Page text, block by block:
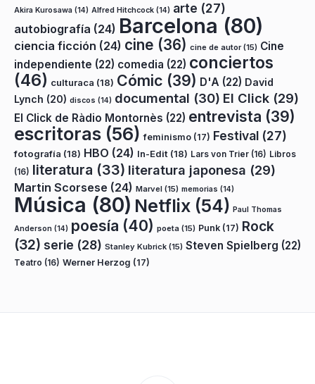
Akira Kurosawa (14) Alfred Hitchcock (14) arte (27)
autobiografía (24) Barcelona (80)
ciencia ficción (24) cine (36) cine de autor(15) Cine
independiente (22) comedia (22) conciertos
(46) culturaca (18) Cómic (39) D'A (22) David
Lynch (20) discos (14) documental (30) El Click (29)
El Click de Ràdio Montornès (22) entrevista (39)
escritoras (56) feminismo (17) Festival (27)
fotografía (18) HBO (24) In-Edit (18) Lars von Trier (16) Libros
(16) literatura (33) literatura japonesa (29)
Martin Scorsese (24) Marvel (15) memorias (14)
Música (80) Netflix (54) Paul Thomas
Anderson (14) poesía (40) poeta (15) Punk (17) Rock
(32) serie (28) Stanley Kubrick (15) Steven Spielberg (22)
Teatro (16) Werner Herzog (17)